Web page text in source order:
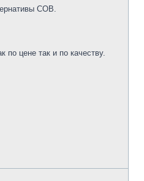
COB.
по цене так и по качеству.